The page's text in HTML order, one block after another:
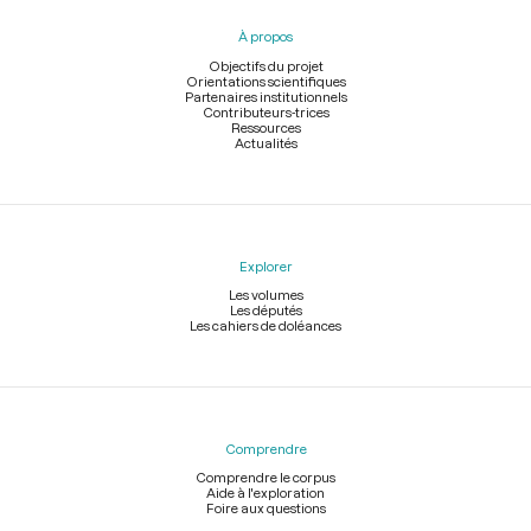
À propos
Objectifs du projet
Orientations scientifiques
Partenaires institutionnels
Contributeurs-trices
Ressources
Actualités
Explorer
Les volumes
Les députés
Les cahiers de doléances
Comprendre
Comprendre le corpus
Aide à l'exploration
Foire aux questions